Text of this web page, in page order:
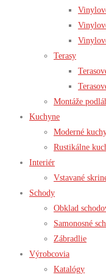
Terasy
Montáže
Kuchyne
Moderné
Rustikálne
Interiér
Vstavané
Schody
Obklad
Samonosné
Zábradlie
Výrobcovia
Katalógy